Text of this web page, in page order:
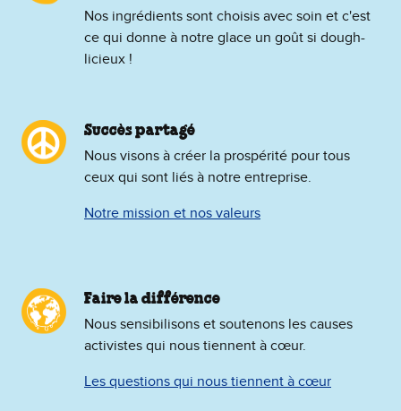
Nos ingrédients sont choisis avec soin et c'est
ce qui donne à notre glace un goût si dough-
licieux !
Succès partagé
Nous visons à créer la prospérité pour tous
ceux qui sont liés à notre entreprise.
Notre mission et nos valeurs
Faire la différence
Nous sensibilisons et soutenons les causes
activistes qui nous tiennent à cœur.
Les questions qui nous tiennent à cœur